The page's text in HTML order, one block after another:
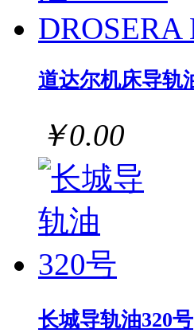
道达尔机床导轨
￥0.00
长城导轨油320号